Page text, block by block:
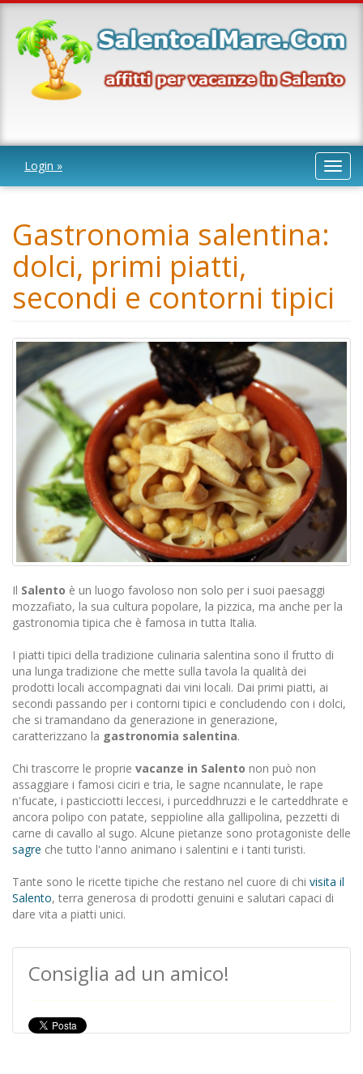
Login »
Gastronomia salentina:
dolci, primi piatti,
secondi e contorni tipici
Il Salento è un luogo favoloso non solo per i suoi paesaggi
mozzafiato, la sua cultura popolare, la pizzica, ma anche per la
gastronomia tipica che è famosa in tutta Italia.
I piatti tipici della tradizione culinaria salentina sono il frutto di
una lunga tradizione che mette sulla tavola la qualità dei
prodotti locali accompagnati dai vini locali. Dai primi piatti, ai
secondi passando per i contorni tipici e concludendo con i dolci,
che si tramandano da generazione in generazione,
caratterizzano la gastronomia salentina.
Chi trascorre le proprie vacanze in Salento non può non
assaggiare i famosi ciciri e tria, le sagne ncannulate, le rape
n'fucate, i pasticciotti leccesi, i purceddhruzzi e le carteddhrate e
ancora polipo con patate, seppioline alla gallipolina, pezzetti di
carne di cavallo al sugo. Alcune pietanze sono protagoniste delle
sagre che tutto l'anno animano i salentini e i tanti turisti.
Tante sono le ricette tipiche che restano nel cuore di chi visita il
Salento, terra generosa di prodotti genuini e salutari capaci di
dare vita a piatti unici.
Consiglia ad un amico!